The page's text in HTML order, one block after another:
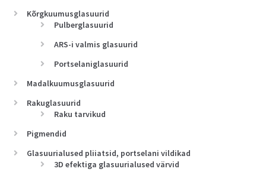
Kõrgkuumusglasuurid
Pulberglasuurid
ARS-i valmis glasuurid
Portselaniglasuurid
Madalkuumusglasuurid
Rakuglasuurid
Raku tarvikud
Pigmendid
Glasuurialused pliiatsid, portselani vildikad
3D efektiga glasuurialused värvid